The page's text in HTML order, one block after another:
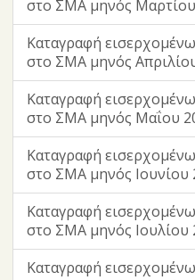
στο ΣΜΑ μηνός
Καταγραφή
στο ΣΜΑ μηνός
Καταγραφή
στο ΣΜΑ μηνός Μαΐου
Καταγραφή
στο ΣΜΑ μηνός Ιουνίου
Καταγραφή
στο ΣΜΑ μηνός Ιουλίου
Καταγραφή